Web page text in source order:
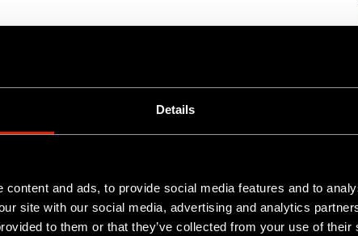
Details
content and ads, to provide social media features and to
site with our social media, advertising and analytics
to them or that they’ve collected from your use of their